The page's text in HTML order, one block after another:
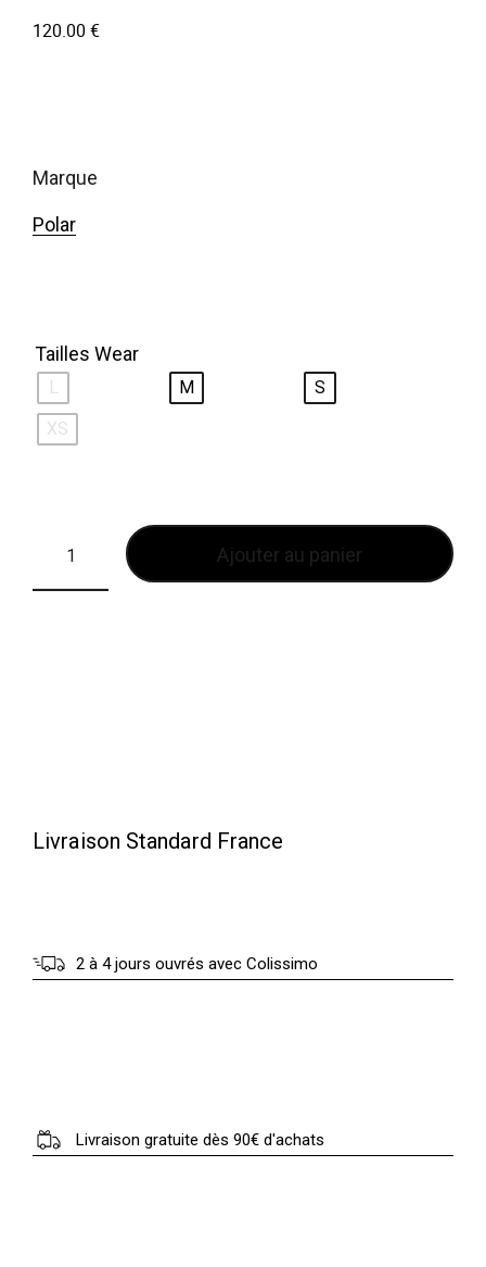
120.00 €
marque
Polar
Tailles Wear
L M
S
XS
Ajouter au panier
Livraison Standard France
2 à 4 jours ouvrés avec Colissimo
Livraison gratuite dès 90€ d'achats